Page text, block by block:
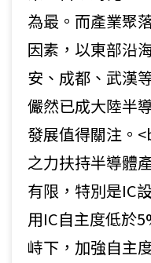
為最。而產業聚
因素，以東部沿
安、成都、武漢
儼然已成大陸半
發展值得關注
之力扶持半導體
有限，特別是IC
用IC自主度低於
峙下，加強自主